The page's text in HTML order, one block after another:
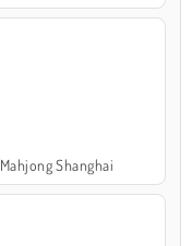
Mahjong Shanghai